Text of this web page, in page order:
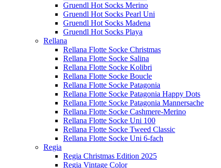
Gruendl Hot Socks Merino
Gruendl Hot Socks Pearl Uni
Gruendl Hot Socks Madena
Gruendl Hot Socks Playa
Rellana
Rellana Flotte Socke Christmas
Rellana Flotte Socke Salina
Rellana Flotte Socke Kolibri
Rellana Flotte Socke Boucle
Rellana Flotte Socke Patagonia
Rellana Flotte Socke Patagonia Happy Dots
Rellana Flotte Socke Patagonia Mannersache
Rellana Flotte Socke Cashmere-Merino
Rellana Flotte Socke Uni 100
Rellana Flotte Socke Tweed Classic
Rellana Flotte Socke Uni 6-fach
Regia
Regia Christmas Edition 2025
Regia Vintage Color